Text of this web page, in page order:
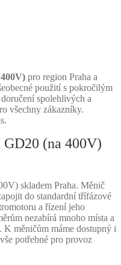
pro region Praha a
použití s ​​pokročilým
spolehlivých a
všechny zákazníky.
(na 400V)
skladem Praha. Měnič
do standardní třífázové
a řízení jeho
nezabírá mnoho místa a
měničům máme dostupný i
potřebné pro provoz